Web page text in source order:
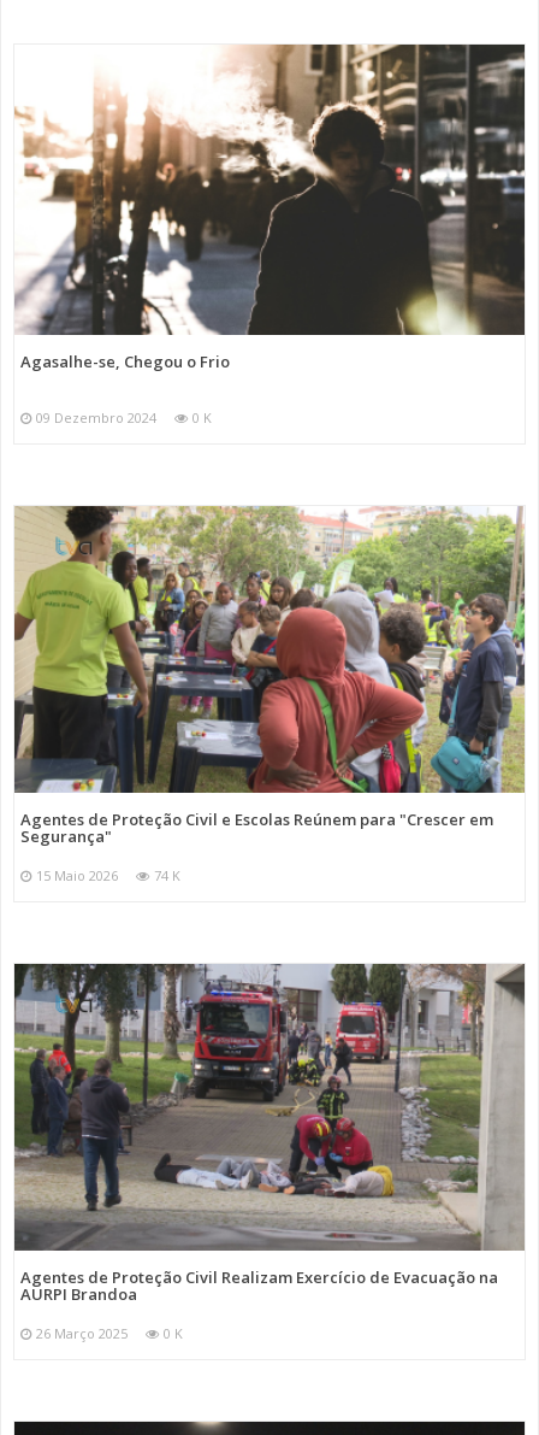
Agasalhe-se, Chegou o Frio
09 Dezembro 2024 0 K
Agentes de Proteção Civil e Escolas Reúnem para "Crescer em
Segurança"
15 Maio 2026 74 K
Agentes de Proteção Civil Realizam Exercício de Evacuação na
AURPI Brandoa
26 Março 2025 0 K